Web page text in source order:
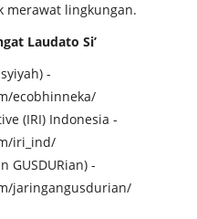
merawat lingkungan.
Laudato Si’
-
ecobhinneka/
(IRI) Indonesia -
iri_ind/
GUSDURian) -
jaringangusdurian/